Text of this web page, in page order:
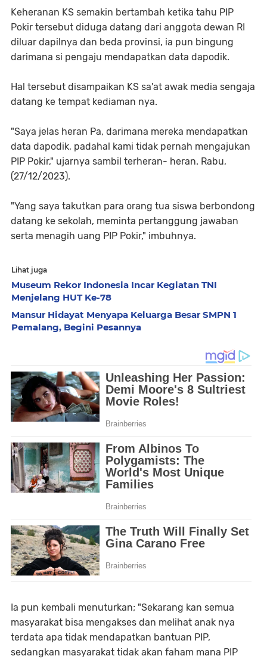
Keheranan KS semakin bertambah ketika tahu PIP
Pokir tersebut diduga datang dari anggota dewan RI
diluar dapilnya dan beda provinsi, ia pun bingung
darimana si pengaju mendapatkan data dapodik.
Hal tersebut disampaikan KS sa'at awak media sengaja
datang ke tempat kediaman nya.
"Saya jelas heran Pa, darimana mereka mendapatkan
data dapodik, padahal kami tidak pernah mengajukan
PIP Pokir," ujarnya sambil terheran- heran. Rabu,
(27/12/2023).
"Yang saya takutkan para orang tua siswa berbondong
datang ke sekolah, meminta pertanggung jawaban
serta menagih uang PIP Pokir," imbuhnya.
Lihat juga
Museum Rekor Indonesia Incar Kegiatan TNI
Menjelang HUT Ke-78
Mansur Hidayat Menyapa Keluarga Besar SMPN 1
Pemalang, Begini Pesannya
Ia pun kembali menuturkan; "Sekarang kan semua
masyarakat bisa mengakses dan melihat anak nya
terdata apa tidak mendapatkan bantuan PIP,
sedangkan masyarakat tidak akan faham mana PIP